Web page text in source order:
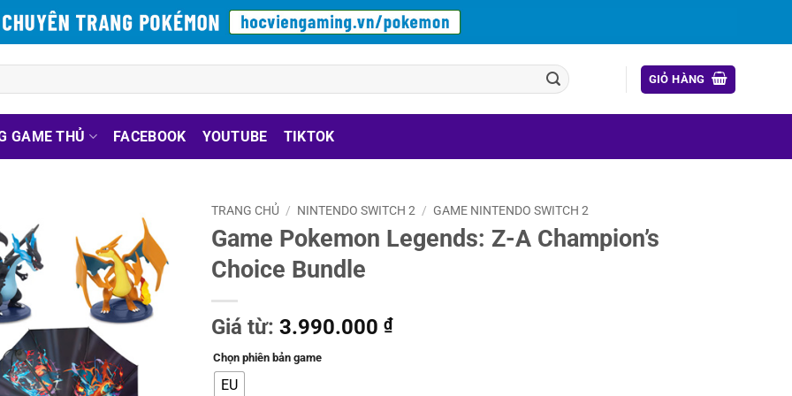
GIỎ HÀNG
GAME THỦ FACEBOOK YOUTUBE TIKTOK
TRANG CHỦ / NINTENDO SWITCH 2 / GAME NINTENDO SWITCH 2
Game Pokemon Legends: Z-A Champion’s
Choice Bundle
Giá từ: 3.990.000 ₫
Chọn phiên bản game
EU